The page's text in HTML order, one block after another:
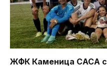
ЖФК Каменица САСА